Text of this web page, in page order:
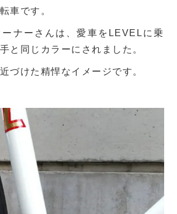
車です。
ナーさんは、愛車をLEVELに乗
と同じカラーにされました。
づけた精悍なイメージです。